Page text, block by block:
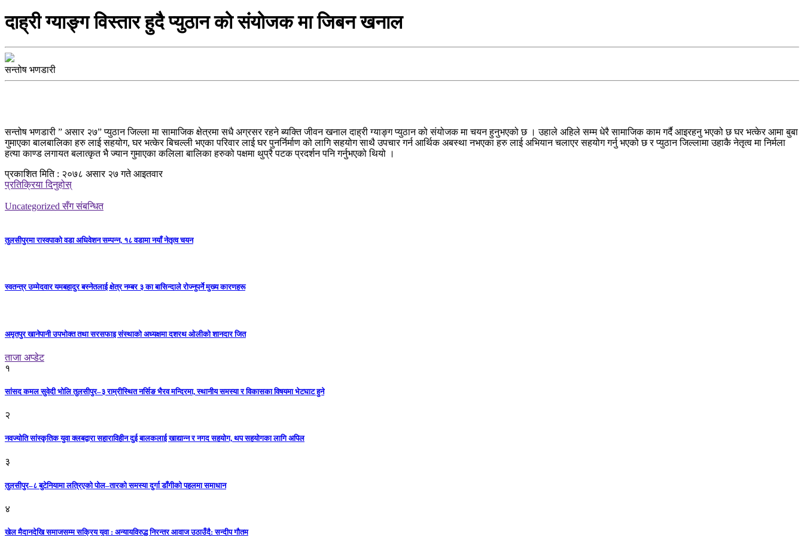
दाह्री ग्याङ्ग विस्तार हुदै प्युठान को संयोजक मा जिबन खनाल
सन्तोष भणडारी
सन्तोष भणडारी ” असार २७” प्युठान जिल्ला मा सामाजिक क्षेत्रमा सधै अग्रसर रहने ब्यक्ति जीवन खनाल दाह्री ग्याङ्ग प्युठान को संयोजक मा चयन हुनुभएको छ । उहाले अहिले सम्म धेरै सामाजिक काम गर्दै आइरहनु भएको छ घर भत्केर आमा बुबा
गुमाएका बालबालिका हरु लाई सहयोग, घर भत्केर बिचल्ली भएका परिवार लाई घर पुनर्निर्माण को लागि सहयोग साथै उपचार गर्न आर्थिक अबस्था नभएका हरु लाई अभियान चलाएर सहयोग गर्नु भएको छ र प्युठान जिल्लामा उहाकै नेतृत्व मा निर्मला
हत्या काण्ड लगायत बलात्कृत भै ज्यान गुमाएका कलिला बालिका हरुको पक्षमा थुप्रै पटक प्रदर्शन पनि गर्नुभएको थियो ।
प्रकाशित मिति : २०७८ असार २७ गते आइतवार
प्रतिक्रिया दिनुहोस्
Uncategorized सँग संबन्धित
तुलसीपुरमा रास्वपाको वडा अधिवेशन सम्पन्न, १८ वडामा नयाँ नेतृत्व चयन
स्वतन्त्र उम्मेदवार यमबहादुर बस्नेतलाई क्षेत्र नम्बर ३ का बासिन्दाले रोज्नुपर्ने मुख्य कारणहरू
अमृतपुर खानेपानी उपभोक्त तथा सरसफाइ संस्थाको अध्यक्षमा दशरथ ओलीको शानदार जित
ताजा अप्डेट
१
सांसद कमल सुवेदी भोलि तुलसीपुर–३ राम्रीस्थित नर्सिङ भैरव मन्दिरमा, स्थानीय समस्या र विकासका विषयमा भेटघाट हुने
२
नवज्योति सांस्कृतिक युवा क्लबद्वारा सहाराविहीन दुई बालकलाई खाद्यान्न र नगद सहयोग, थप सहयोगका लागि अपिल
३
तुलसीपुर–८ बुटेनियामा लत्रिएको पोल–तारको समस्या दुर्गा डाँगीको पहलमा समाधान
४
खेल मैदानदेखि समाजसम्म सक्रिय युवा : अन्यायविरुद्ध निरन्तर आवाज उठाउँदै: सन्दीप गौतम